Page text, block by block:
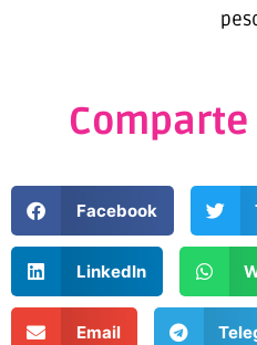
Facebook
LinkedIn
Email